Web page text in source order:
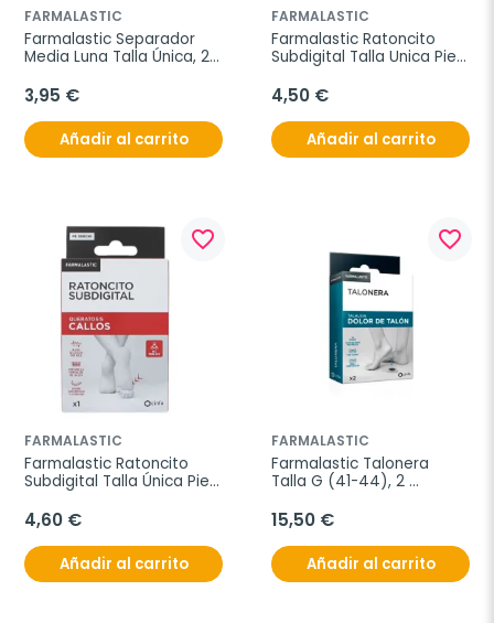
FARMALASTIC
Farmalastic Separador
Media Luna Talla Única, 2
3,95 €
Añadir al carrito
FARMALASTIC
Farmalastic Ratoncito
Subdigital Talla Unica Pie
4,50 €
Añadir al carrito
favorite_border
FARMALASTIC
Farmalastic Ratoncito
Subdigital Talla Única Pie
4,60 €
Añadir al carrito
favorite_border
FARMALASTIC
Farmalastic Talonera
Talla G (41-44), 2
15,50 €
Añadir al carrito